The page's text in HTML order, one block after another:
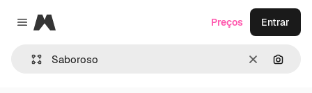
Close menu
Magnific
Limpar
Preços Entrar